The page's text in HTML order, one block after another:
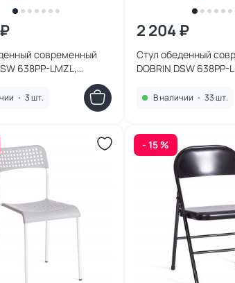
современный
638PP-LMZL,
ножки светлый бук BD-
• 3 шт.
2 204 ₽
Стул обеденный
DOBRIN DSW 638PP-
светло-серый, BD-
1932893
В наличии • 33 шт.
- 15 %